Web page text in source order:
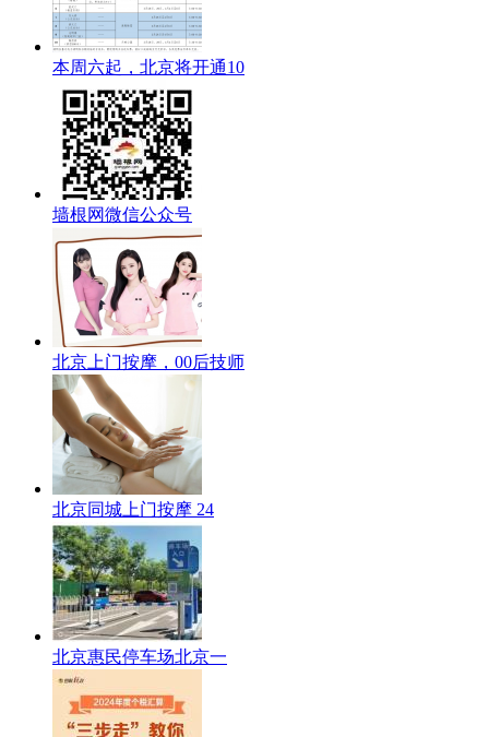
本周六起，北京将开通10
墙根网微信公众号
北京上门按摩，00后技师
北京同城上门按摩 24
北京惠民停车场北京一